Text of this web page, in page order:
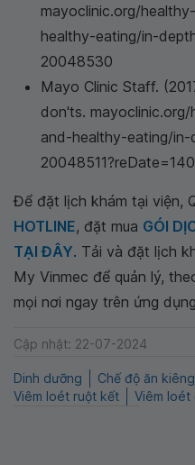
mayoclinic.org/
healthy-eating/in-
20048530
Mayo Clinic Staff.
don'ts.
and-healthy-eating/
Để đặt lịch khám tại viện,
HOTLINE, đặt mua GÓI
TẠI ĐÂY. Tải và đặt lịch
My Vinmec để quản lý,
mọi nơi ngay trên ứng
Cập nhật: 22-07-2024
Dinh dưỡng Chế độ ăn kiêng
Viêm loét ruột kết
Viêm loét